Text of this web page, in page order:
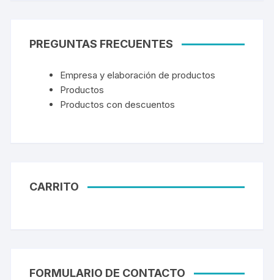
PREGUNTAS FRECUENTES
Empresa y elaboración de productos
Productos
Productos con descuentos
CARRITO
FORMULARIO DE CONTACTO